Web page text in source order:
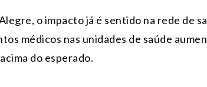
o impacto já é sentido na rede de
médicos nas unidades de saúde
do esperado.